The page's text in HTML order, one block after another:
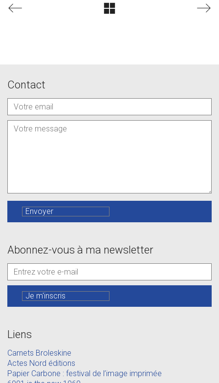
Contact
Abonnez-vous à ma newsletter
Liens
Carnets Broleskine
Actes Nord éditions
Papier Carbone : festival de l’image imprimée